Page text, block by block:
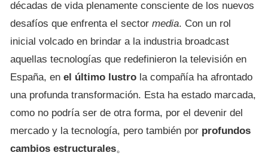
décadas de vida plenamente consciente de los nuevos
desafíos que enfrenta el sector media. Con un rol
inicial volcado en brindar a la industria broadcast
aquellas tecnologías que redefinieron la televisión en
España, en el último lustro la compañía ha afrontado
una profunda transformación. Esta ha estado marcada,
como no podría ser de otra forma, por el devenir del
mercado y la tecnología, pero también por profundos
cambios estructurales。